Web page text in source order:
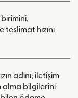
hızını
adını, iletişim
alma bilgilerini